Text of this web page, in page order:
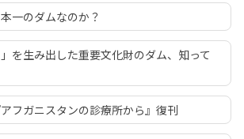
一のダムなのか？
」を生み出した重要文化財のダム、知って
フガニスタンの診療所から』復刊